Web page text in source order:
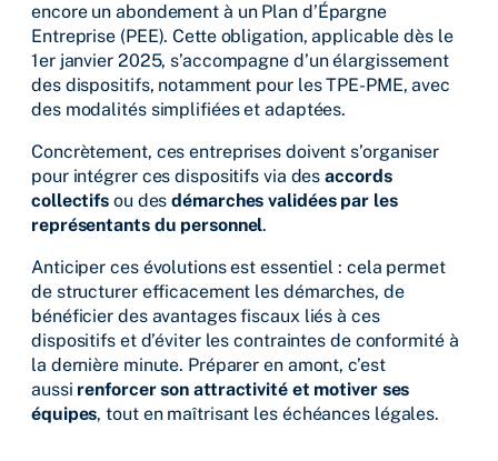
encore un abondement à un Plan d’Épargne
Entreprise (PEE). Cette obligation, applicable dès le
1er janvier 2025, s’accompagne d’un élargissement
des dispositifs, notamment pour les TPE-PME, avec
des modalités simplifiées et adaptées.
Concrètement, ces entreprises doivent s’organiser
pour intégrer ces dispositifs via desaccords
collectifs ou desdémarches validées par les
représentants du personnel.
Anticiper ces évolutions est essentiel : cela permet
de structurer efficacement les démarches, de
bénéficier des avantages fiscaux liés à ces
dispositifs et d’éviter les contraintes de conformité à
la dernière minute. Préparer en amont, c’est
aussi renforcer son attractivité et motiver ses
équipes, tout en maîtrisant les échéances légales.